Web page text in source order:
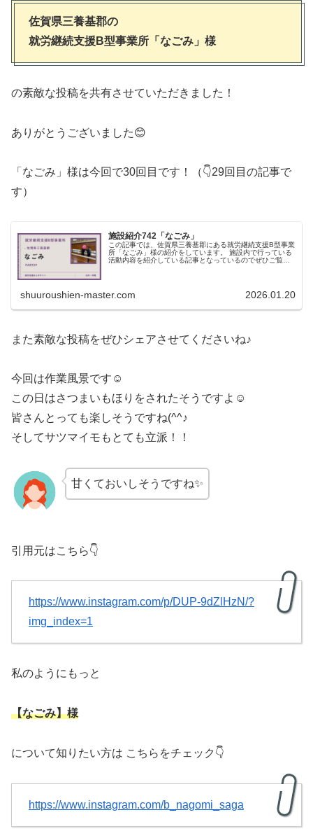
佐賀県三養基郡の
就労継続支援B型事業所「なごみ」様
の素敵な投稿を共有させていただきました！
ありがとうございました😊
「なごみ」様は今回で30回目です！（👇29回目の記事で
す）
施設紹介742「なごみ」
この記事では、佐賀県三養基郡にある就労継続支援B型事業
所「なごみ」様の紹介をしています。 施設内で行っている
活動内容を紹介している記事となっているのでぜひご覧く
shuuroushien-master.com 2026.01.20
また素敵な投稿をぜひシェアさせてくださいね♪
今回は作業風景です☺
この日はさつまいもほりをされたそうですよ☺
皆さんとっても楽しそうですね(^^♪
そしてサツマイモもとても立派！！
甘くておいしそうですね✨
引用元はこちら👇
https://www.instagram.com/p/DUP-9dZlHzN/?
img_index=1
私のようにもっと
【なごみ】様
について知りたい方は こちらをチェック👇
https://www.instagram.com/b_nagomi_saga